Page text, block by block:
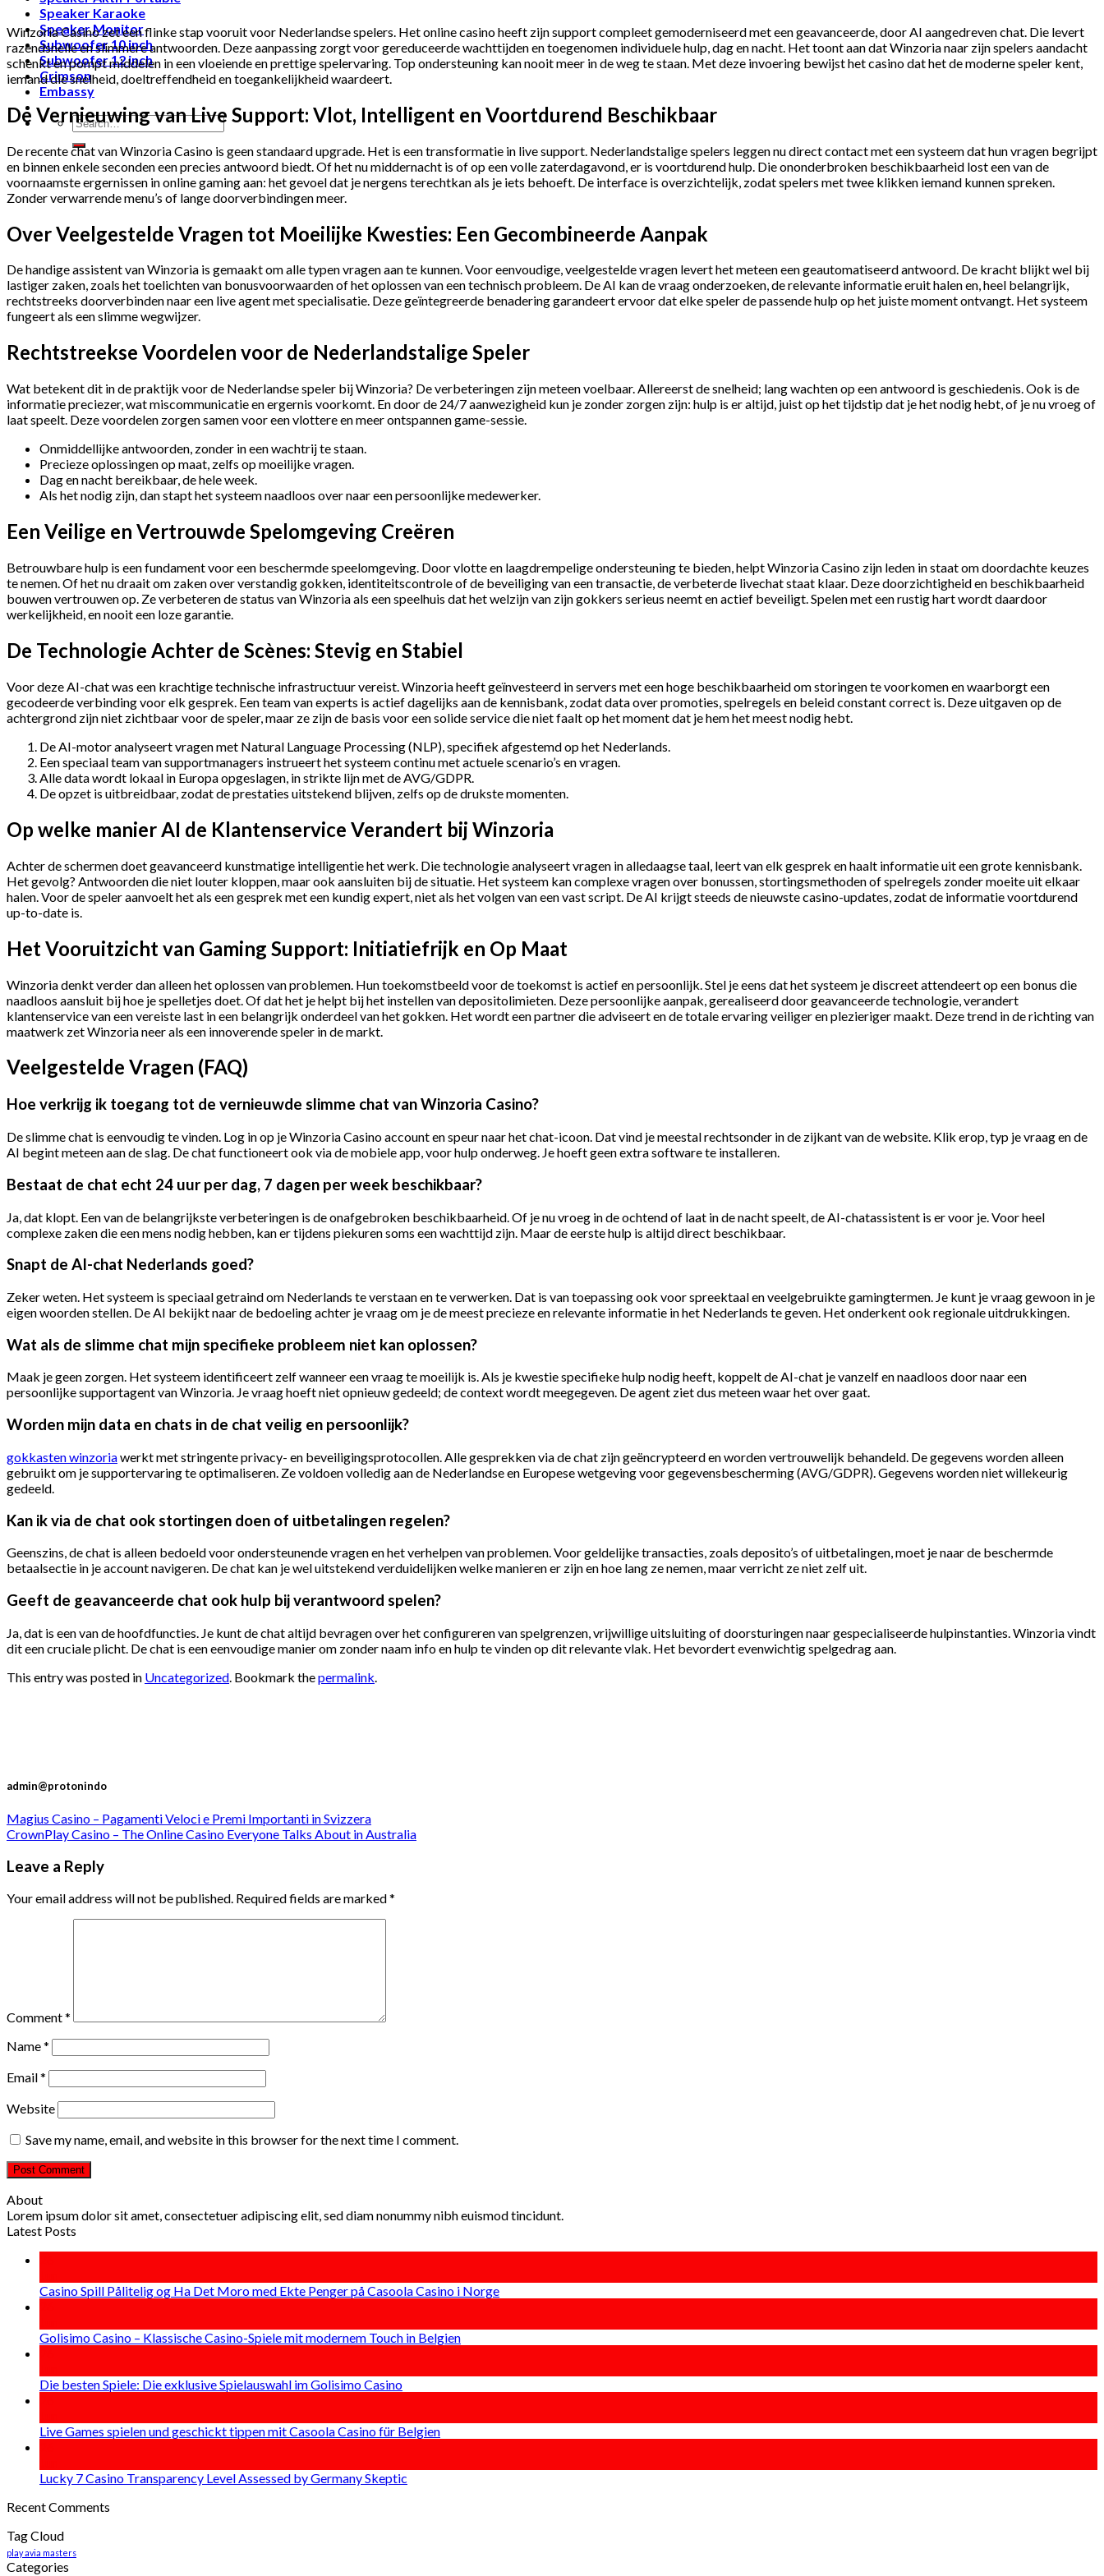
Speaker Karaoke
Speaker Monitor
Subwoofer 10 inch
Subwoofer 12 inch
Crimson
Embassy
Search
for:
Winzoria Casino zet een flinke stap vooruit voor Nederlandse spelers. Het online casino heeft zijn support compleet gemoderniseerd met een geavanceerde, door AI aangedreven chat. Die levert
razendsnelle en slimmere antwoorden. Deze aanpassing zorgt voor gereduceerde wachttijden en toegenomen individuele hulp, dag en nacht. Het toont aan dat Winzoria naar zijn spelers aandacht
schenkt en pompt middelen in een vloeiende en prettige spelervaring. Top ondersteuning kan nooit meer in de weg te staan. Met deze invoering bewijst het casino dat het de moderne speler kent,
iemand die snelheid, doeltreffendheid en toegankelijkheid waardeert.
De Vernieuwing van Live Support: Vlot, Intelligent en Voortdurend Beschikbaar
De recente chat van Winzoria Casino is geen standaard upgrade. Het is een transformatie in live support. Nederlandstalige spelers leggen nu direct contact met een systeem dat hun vragen begrijpt
en binnen enkele seconden een precies antwoord biedt. Of het nu middernacht is of op een volle zaterdagavond, er is voortdurend hulp. Die ononderbroken beschikbaarheid lost een van de
voornaamste ergernissen in online gaming aan: het gevoel dat je nergens terechtkan als je iets behoeft. De interface is overzichtelijk, zodat spelers met twee klikken iemand kunnen spreken.
Zonder verwarrende menu’s of lange doorverbindingen meer.
Over Veelgestelde Vragen tot Moeilijke Kwesties: Een Gecombineerde Aanpak
De handige assistent van Winzoria is gemaakt om alle typen vragen aan te kunnen. Voor eenvoudige, veelgestelde vragen levert het meteen een geautomatiseerd antwoord. De kracht blijkt wel bij
lastiger zaken, zoals het toelichten van bonusvoorwaarden of het oplossen van een technisch probleem. De AI kan de vraag onderzoeken, de relevante informatie eruit halen en, heel belangrijk,
rechtstreeks doorverbinden naar een live agent met specialisatie. Deze geïntegreerde benadering garandeert ervoor dat elke speler de passende hulp op het juiste moment ontvangt. Het systeem
fungeert als een slimme wegwijzer.
Rechtstreekse Voordelen voor de Nederlandstalige Speler
Wat betekent dit in de praktijk voor de Nederlandse speler bij Winzoria? De verbeteringen zijn meteen voelbaar. Allereerst de snelheid; lang wachten op een antwoord is geschiedenis. Ook is de
informatie preciezer, wat miscommunicatie en ergernis voorkomt. En door de 24/7 aanwezigheid kun je zonder zorgen zijn: hulp is er altijd, juist op het tijdstip dat je het nodig hebt, of je nu vroeg of
laat speelt. Deze voordelen zorgen samen voor een vlottere en meer ontspannen game-sessie.
Onmiddellijke antwoorden, zonder in een wachtrij te staan.
Precieze oplossingen op maat, zelfs op moeilijke vragen.
Dag en nacht bereikbaar, de hele week.
Als het nodig zijn, dan stapt het systeem naadloos over naar een persoonlijke medewerker.
Een Veilige en Vertrouwde Spelomgeving Creëren
Betrouwbare hulp is een fundament voor een beschermde speelomgeving. Door vlotte en laagdrempelige ondersteuning te bieden, helpt Winzoria Casino zijn leden in staat om doordachte keuzes
te nemen. Of het nu draait om zaken over verstandig gokken, identiteitscontrole of de beveiliging van een transactie, de verbeterde livechat staat klaar. Deze doorzichtigheid en beschikbaarheid
bouwen vertrouwen op. Ze verbeteren de status van Winzoria als een speelhuis dat het welzijn van zijn gokkers serieus neemt en actief beveiligt. Spelen met een rustig hart wordt daardoor
werkelijkheid, en nooit een loze garantie.
De Technologie Achter de Scènes: Stevig en Stabiel
Voor deze AI-chat was een krachtige technische infrastructuur vereist. Winzoria heeft geïnvesteerd in servers met een hoge beschikbaarheid om storingen te voorkomen en waarborgt een
gecodeerde verbinding voor elk gesprek. Een team van experts is actief dagelijks aan de kennisbank, zodat data over promoties, spelregels en beleid constant correct is. Deze uitgaven op de
achtergrond zijn niet zichtbaar voor de speler, maar ze zijn de basis voor een solide service die niet faalt op het moment dat je hem het meest nodig hebt.
De AI-motor analyseert vragen met Natural Language Processing (NLP), specifiek afgestemd op het Nederlands.
Een speciaal team van supportmanagers instrueert het systeem continu met actuele scenario’s en vragen.
Alle data wordt lokaal in Europa opgeslagen, in strikte lijn met de AVG/GDPR.
De opzet is uitbreidbaar, zodat de prestaties uitstekend blijven, zelfs op de drukste momenten.
Op welke manier AI de Klantenservice Verandert bij Winzoria
Achter de schermen doet geavanceerd kunstmatige intelligentie het werk. Die technologie analyseert vragen in alledaagse taal, leert van elk gesprek en haalt informatie uit een grote kennisbank.
Het gevolg? Antwoorden die niet louter kloppen, maar ook aansluiten bij de situatie. Het systeem kan complexe vragen over bonussen, stortingsmethoden of spelregels zonder moeite uit elkaar
halen. Voor de speler aanvoelt het als een gesprek met een kundig expert, niet als het volgen van een vast script. De AI krijgt steeds de nieuwste casino-updates, zodat de informatie voortdurend
up-to-date is.
Het Vooruitzicht van Gaming Support: Initiatiefrijk en Op Maat
Winzoria denkt verder dan alleen het oplossen van problemen. Hun toekomstbeeld voor de toekomst is actief en persoonlijk. Stel je eens dat het systeem je discreet attendeert op een bonus die
naadloos aansluit bij hoe je spelletjes doet. Of dat het je helpt bij het instellen van depositolimieten. Deze persoonlijke aanpak, gerealiseerd door geavanceerde technologie, verandert
klantenservice van een vereiste last in een belangrijk onderdeel van het gokken. Het wordt een partner die adviseert en de totale ervaring veiliger en plezieriger maakt. Deze trend in de richting van
maatwerk zet Winzoria neer als een innoverende speler in de markt.
Veelgestelde Vragen (FAQ)
Hoe verkrijg ik toegang tot de vernieuwde slimme chat van Winzoria Casino?
De slimme chat is eenvoudig te vinden. Log in op je Winzoria Casino account en speur naar het chat-icoon. Dat vind je meestal rechtsonder in de zijkant van de website. Klik erop, typ je vraag en de
AI begint meteen aan de slag. De chat functioneert ook via de mobiele app, voor hulp onderweg. Je hoeft geen extra software te installeren.
Bestaat de chat echt 24 uur per dag, 7 dagen per week beschikbaar?
Ja, dat klopt. Een van de belangrijkste verbeteringen is de onafgebroken beschikbaarheid. Of je nu vroeg in de ochtend of laat in de nacht speelt, de AI-chatassistent is er voor je. Voor heel
complexe zaken die een mens nodig hebben, kan er tijdens piekuren soms een wachttijd zijn. Maar de eerste hulp is altijd direct beschikbaar.
Snapt de AI-chat Nederlands goed?
Zeker weten. Het systeem is speciaal getraind om Nederlands te verstaan en te verwerken. Dat is van toepassing ook voor spreektaal en veelgebruikte gamingtermen. Je kunt je vraag gewoon in je
eigen woorden stellen. De AI bekijkt naar de bedoeling achter je vraag om je de meest precieze en relevante informatie in het Nederlands te geven. Het onderkent ook regionale uitdrukkingen.
Wat als de slimme chat mijn specifieke probleem niet kan oplossen?
Maak je geen zorgen. Het systeem identificeert zelf wanneer een vraag te moeilijk is. Als je kwestie specifieke hulp nodig heeft, koppelt de AI-chat je vanzelf en naadloos door naar een
persoonlijke supportagent van Winzoria. Je vraag hoeft niet opnieuw gedeeld; de context wordt meegegeven. De agent ziet dus meteen waar het over gaat.
Worden mijn data en chats in de chat veilig en persoonlijk?
gokkasten winzoriawerkt met stringente privacy- en beveiligingsprotocollen. Alle gesprekken via de chat zijn geëncrypteerd en worden vertrouwelijk behandeld. De gegevens worden alleen
gebruikt om je supportervaring te optimaliseren. Ze voldoen volledig aan de Nederlandse en Europese wetgeving voor gegevensbescherming (AVG/GDPR). Gegevens worden niet willekeurig
gedeeld.
Kan ik via de chat ook stortingen doen of uitbetalingen regelen?
Geenszins, de chat is alleen bedoeld voor ondersteunende vragen en het verhelpen van problemen. Voor geldelijke transacties, zoals deposito’s of uitbetalingen, moet je naar de beschermde
betaalsectie in je account navigeren. De chat kan je wel uitstekend verduidelijken welke manieren er zijn en hoe lang ze nemen, maar verricht ze niet zelf uit.
Geeft de geavanceerde chat ook hulp bij verantwoord spelen?
Ja, dat is een van de hoofdfuncties. Je kunt de chat altijd bevragen over het configureren van spelgrenzen, vrijwillige uitsluiting of doorsturingen naar gespecialiseerde hulpinstanties. Winzoria vindt
dit een cruciale plicht. De chat is een eenvoudige manier om zonder naam info en hulp te vinden op dit relevante vlak. Het bevordert evenwichtig spelgedrag aan.
This entry was posted in Uncategorized . Bookmark thepermalink
admin@protonindo
Magius Casino – Pagamenti Veloci e Premi Importanti in Svizzera
CrownPlay Casino – The Online Casino Everyone Talks About in Australia
Leave a Reply
Your email address will not be published. Required fields are marked*
Comment*
Name*
Email*
Website
Save my name, email, and website in this browser for the next time I comment.
About
Lorem ipsum dolor sit amet, consectetuer adipiscing elit, sed diam nonummy nibh euismod tincidunt.
Latest Posts
Casino Spill Pålitelig og Ha Det Moro med Ekte Penger på Casoola Casino i Norge
Golisimo Casino – Klassische Casino-Spiele mit modernem Touch in Belgien
Die besten Spiele: Die exklusive Spielauswahl im Golisimo Casino
Live Games spielen und geschickt tippen mit Casoola Casino für Belgien
Lucky 7 Casino Transparency Level Assessed by Germany Skeptic
Recent Comments
Tag Cloud
play avia masters
Categories